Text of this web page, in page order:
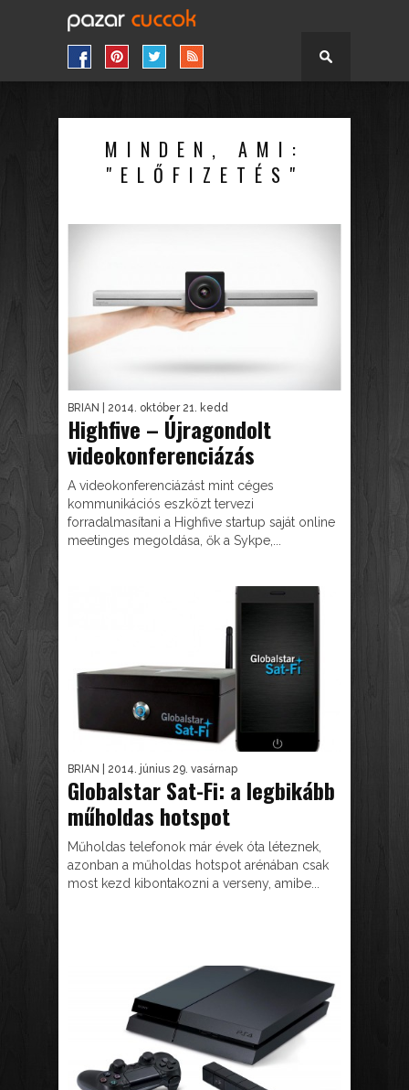
MINDEN, AMI:
"ELŐFIZETÉS"
BRIAN | 2014. október 21. kedd
Highfive – Újragondolt
videokonferenciázás
A videokonferenciázást mint céges
kommunikációs eszközt tervezi
forradalmasítani a Highfive startup saját online
meetinges megoldása, ők a Sykpe,...
BRIAN | 2014. június 29. vasárnap
Globalstar Sat-Fi: a legbikább
műholdas hotspot
Műholdas telefonok már évek óta léteznek,
azonban a műholdas hotspot arénában csak
most kezd kibontakozni a verseny, amibe...